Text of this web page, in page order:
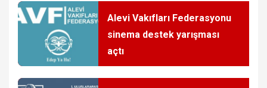
Alevi Vakıfları Federasyonu
sinema destek yarışması
açtı